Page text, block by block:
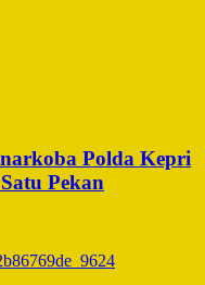
Polda Kepri
Pekan